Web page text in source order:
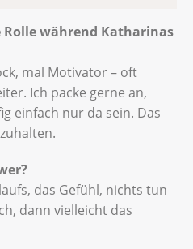
während Katharinas
mal Motivator – oft
Ich packe gerne an,
einfach nur da sein. Das
das Gefühl, nichts tun
dann vielleicht das